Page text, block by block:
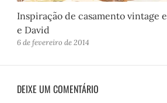
Inspiração de casamento vintage
e David
6 de fevereiro de 2014
DEIXE UM COMENTÁRIO